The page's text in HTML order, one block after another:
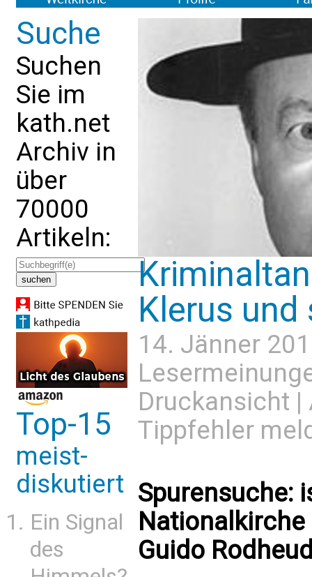
Suche
Suchen
Sie im
kath.net
Archiv in
über
70000
Artikeln:
Top-15
meist-
diskutiert
Ein Signal
des
Klerus und
14. Jänner
Druckansicht |
Tippfehler
Spurensuche:
Guido